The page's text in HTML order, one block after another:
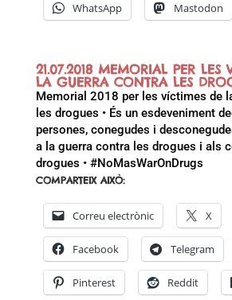
WhatsApp Mastodon
21.07.2018 MEMORIAL PER LES
LA GUERRA CONTRA LES
Memorial 2018 per les víctimes de
les drogues • És un esdeveniment
persones, conegudes i
a la guerra contra les drogues i als
drogues • #NoMasWarOnDrugs
COMPARTEIX AIXÒ:
Correu electrònic X
Facebook Telegram
Pinterest Reddit